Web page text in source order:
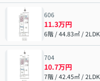
606
11.3万円
6階 / 44.83㎡ / 2LDK
704
10.7万円
7階 / 42.45㎡ / 2LDK